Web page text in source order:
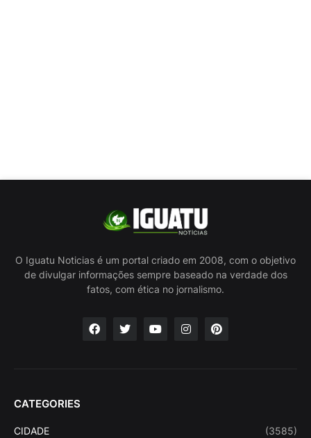
O Iguatu Noticias é um portal criado em 2008, com o objetivo
de divulgar informações sempre baseado na verdade dos
fatos, com ética no jornalismo.
CATEGORIES
CIDADE (3585)